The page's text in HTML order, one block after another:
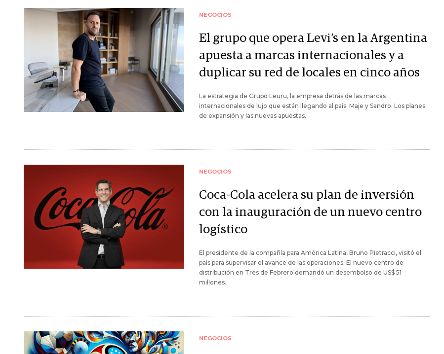
NEGOCIOS
El grupo que opera Levi’s en la Argentina
apuesta a marcas internacionales y a
duplicar su red de locales en cinco años
La estrategia de Grupo Leuru, la empresa detrás de las marcas
internacionales de lujo que están llegando al país: Maje y Sandro. Los planes
de expansión y las nuevas apuestas.
NEGOCIOS
Coca-Cola acelera su plan de inversión
con la inauguración de un nuevo centro
logístico
El presidente de la compañía para América Latina, Bruno Pietracci, visitó el
país para supervisar el avance de las operaciones. El nuevo centro de
distribución en Tres de Febrero demandó un desembolso de US$ 51
millones.
NEGOCIOS